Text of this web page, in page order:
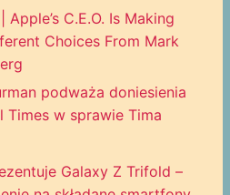
Apple’s C.E.O. Is Making
Choices From Mark
podważa doniesienia
Times w sprawie Tima
Galaxy Z Trifold –